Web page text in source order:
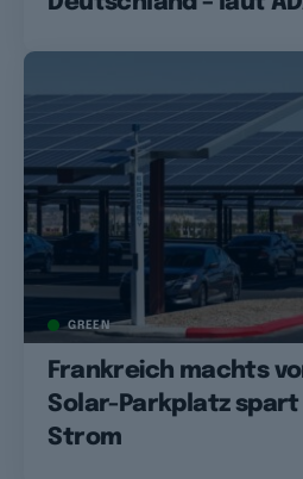
GREEN
Frankreich machts
Solar-Parkplatz spart
Strom